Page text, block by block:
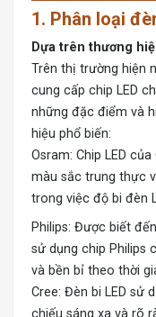
1. Phân loại
Dựa trên thương
Trên thị trường hiện
cung cấp chip LED
những đặc điểm và
hiệu phổ biến:
Osram: Chip LED
màu sắc trung thực
trong việc độ bi đèn
Philips: Được biết
sử dụng chip Philips
và bền bỉ theo thời
Cree: Đèn bi LED sử
chiếu sáng xa và rõ